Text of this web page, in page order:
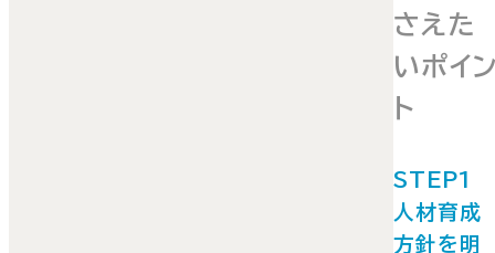
さえた
いポイ
ト
STEP1
人材育成
方針を明